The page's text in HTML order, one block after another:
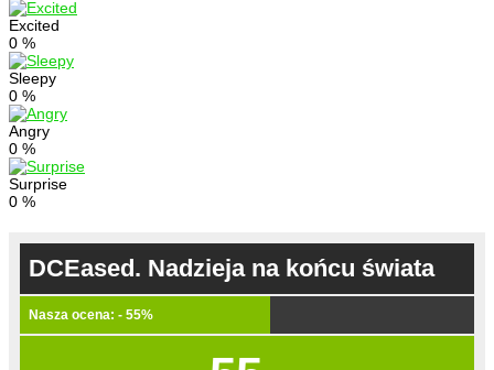
Excited
0 %
Sleepy
0 %
Angry
0 %
Surprise
0 %
DCEased. Nadzieja na końcu świata
Nasza ocena: - 55%